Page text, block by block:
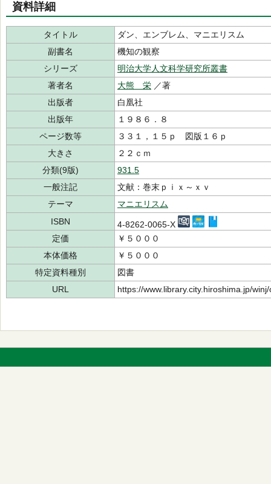
資料詳細
タイトル
ダン、エンブレム、マニエリスム
副書名
機知の観察
シリーズ
明治大学人文科学研究所叢書
著者名
大熊 栄 ／著
出版者
白凰社
出版年
１９８６．８
ページ数等
３３１，１５ｐ 図版１６ｐ
大きさ
２２ｃｍ
分類(9版)
931.5
一般注記
文献：巻末ｐｉｘ～ｘｖ
テーマ
マニエリスム
ISBN
4-8262-0065-X
定価
￥５０００
本体価格
￥５０００
特定資料種別
図書
URL
https://www.library.city.hiroshima.jp/